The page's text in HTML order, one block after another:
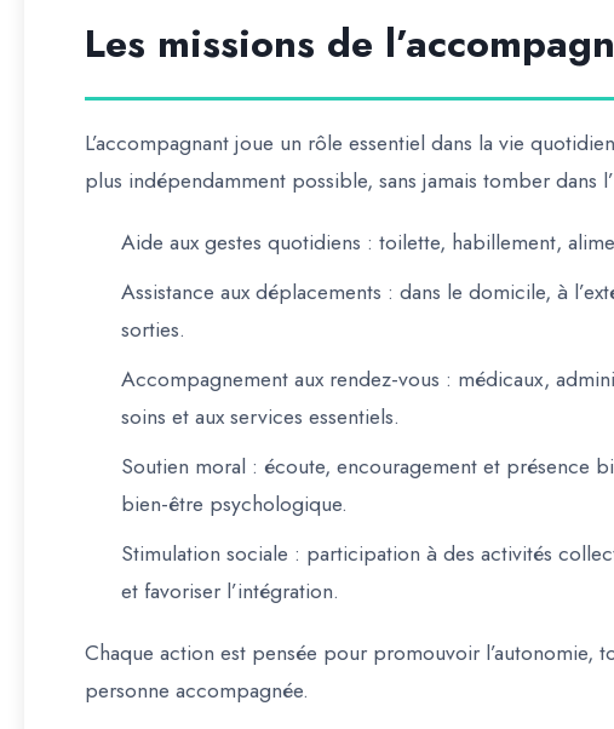
Les missions de
L’accompagnant joue un rôle essentiel dans la vie
plus indépendamment possible, sans jamais tomber dans
Aide aux gestes quotidiens : toilette, habillement,
Assistance aux déplacements : dans le domicile, à
sorties.
Accompagnement aux rendez-vous : médicaux,
soins et aux services essentiels.
Soutien moral : écoute, encouragement et présence
bien-être psychologique.
Stimulation sociale : participation à des activités
et favoriser l’intégration.
Chaque action est pensée pour promouvoir l’autonomie,
personne accompagnée.